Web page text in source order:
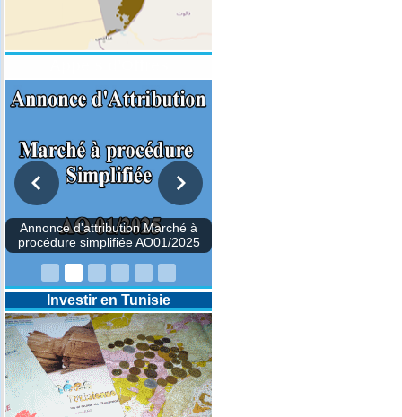
DESIGNATION D’UN REVISEUR
COMPTABLE POUR LES
EXERCICES 2025-2026-2027
Investir en Tunisie